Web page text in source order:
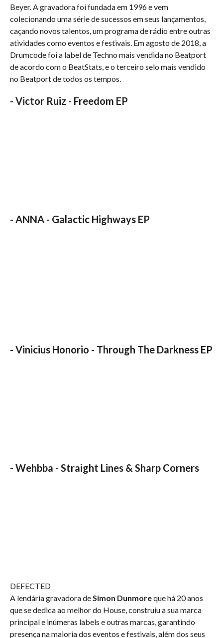
Beyer. A gravadora foi fundada em 1996 e vem
colecionando uma série de sucessos em seus lançamentos,
caçando novos talentos, um programa de rádio entre outras
atividades como eventos e festivais. Em agosto de 2018, a
Drumcode foi a label de Techno mais vendida no Beatport
de acordo com o BeatStats, e o terceiro selo mais vendido
no Beatport de todos os tempos.
- Victor Ruiz - Freedom EP
- ANNA - Galactic Highways EP
- Vinicius Honorio - Through The Darkness EP
- Wehbba - Straight Lines & Sharp Corners
DEFECTED
A lendária gravadora deSimon Dunmoreque há 20 anos
que se dedica ao melhor do House, construiu a sua marca
principal e inúmeras labels e outras marcas, garantindo
presença na maioria dos eventos e festivais, além dos seus